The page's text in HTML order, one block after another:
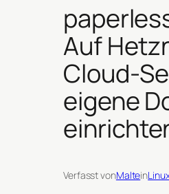
Auf
Cloud-
eigene
Verfasst vonMaltein